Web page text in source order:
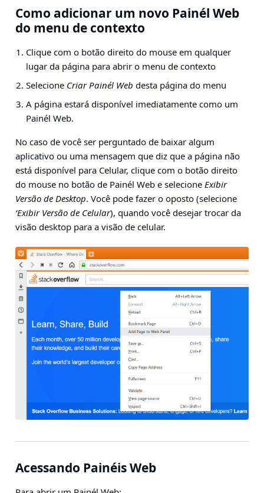
Como adicionar um novo Painél Web
do menu de contexto
Clique com o botão direito do mouse em qualquer
lugar da página para abrir o menu de contexto
Selecione Criar Painél Web desta página do menu
A página estará disponível imediatamente como um
Painél Web.
No caso de você ser perguntado de baixar algum
aplicativo ou uma mensagem que diz que a página não
está disponível para Celular, clique com o botão direito
do mouse no botão de Painél Web e selecione Exibir
Versão de Desktop. Você pode fazer o oposto (selecione
‘Exibir Versão de Celular), quando você desejar trocar da
visão desktop para a visão de celular.
Acessando Painéis Web